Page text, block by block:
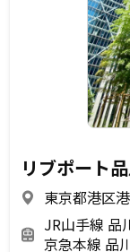
リブポート
東京都港区
JR山手線 品
京急本線 品